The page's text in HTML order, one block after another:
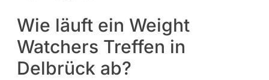
Wie läuft ein Weight
Watchers Treffen in
Delbrück ab?